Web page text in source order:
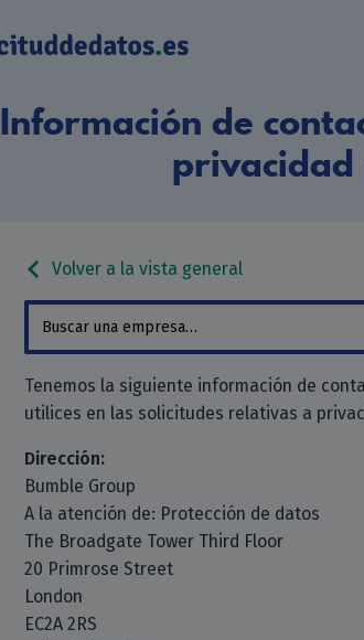
Información de
privacidad
Volver a la vista general
Tenemos la siguiente información de
utilices en las solicitudes relativas a
Dirección:
Bumble Group
A la atención de: Protección de datos
The Broadgate Tower Third Floor
20 Primrose Street
London
EC2A 2RS